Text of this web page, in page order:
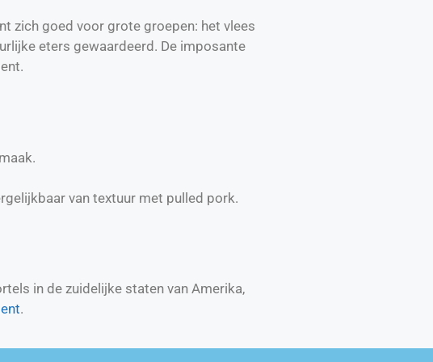
zich goed voor grote groepen: het vlees
eters gewaardeerd. De imposante
van textuur met pulled pork.
in de zuidelijke staten van Amerika,
.